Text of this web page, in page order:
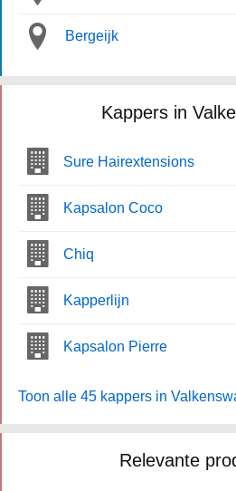
Bergeijk
Kappers in
Sure Hairextensions
Kapsalon Coco
Chiq
Kapperlijn
Kapsalon Pierre
Toon alle 45 kappers in
Relevante